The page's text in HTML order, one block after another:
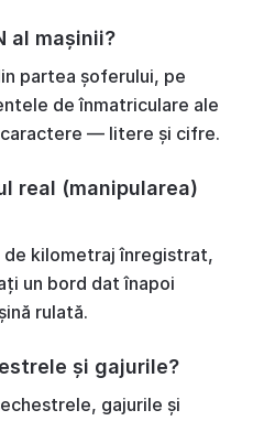
al mașinii?
partea șoferului, pe
de înmatriculare ale
caractere — litere și cifre.
real (manipularea)
de kilometraj înregistrat,
un bord dat înapoi
rulată.
și gajurile?
gajurile și